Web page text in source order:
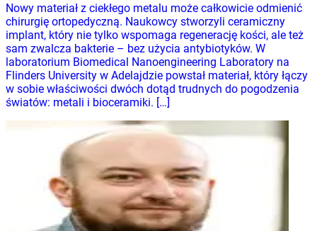
Nowy materiał z ciekłego metalu może całkowicie odmienić
chirurgię ortopedyczną. Naukowcy stworzyli ceramiczny
implant, który nie tylko wspomaga regenerację kości, ale też
sam zwalcza bakterie – bez użycia antybiotyków. W
laboratorium Biomedical Nanoengineering Laboratory na
Flinders University w Adelajdzie powstał materiał, który łączy
w sobie właściwości dwóch dotąd trudnych do pogodzenia
światów: metali i bioceramiki. […]